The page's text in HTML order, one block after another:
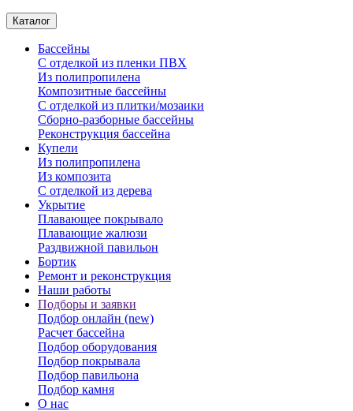
Каталог
Бассейны
С отделкой из пленки ПВХ
Из полипропилена
Композитные бассейны
С отделкой из плитки/мозаики
Сборно-разборные бассейны
Реконструкция бассейна
Купели
Из полипропилена
Из композита
С отделкой из дерева
Укрытие
Плавающее покрывало
Плавающие жалюзи
Раздвижной павильон
Бортик
Ремонт и реконструкция
Наши работы
Подборы и заявки
Подбор онлайн (new)
Расчет бассейна
Подбор оборудования
Подбор покрывала
Подбор павильона
Подбор камня
О нас